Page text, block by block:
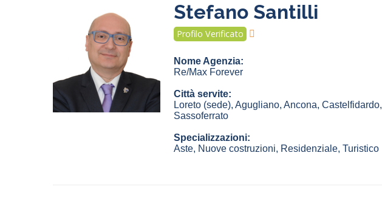
Stefano Santilli
Profilo Verificato
Nome Agenzia:
Re/Max Forever
Città servite:
Loreto (sede), Agugliano, Ancona, Castelfidardo,
Sassoferrato
Specializzazioni:
Aste, Nuove costruzioni, Residenziale, Turistico